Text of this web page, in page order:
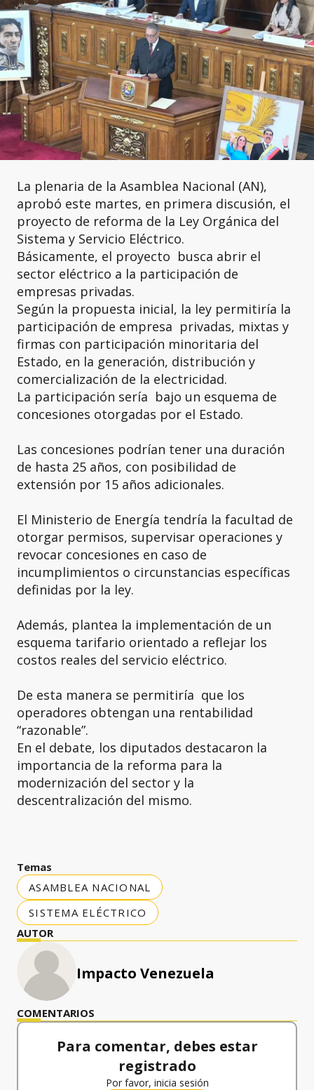
La plenaria de la Asamblea Nacional (AN),
aprobó este martes, en primera discusión, el
proyecto de reforma de la Ley Orgánica del
Sistema y Servicio Eléctrico.
Básicamente, el proyecto busca abrir el
sector eléctrico a la participación de
empresas privadas.
Según la propuesta inicial, la ley permitiría la
participación de empresa privadas, mixtas y
firmas con participación minoritaria del
Estado, en la generación, distribución y
comercialización de la electricidad.
La participación sería bajo un esquema de
concesiones otorgadas por el Estado.
Las concesiones podrían tener una duración
de hasta 25 años, con posibilidad de
extensión por 15 años adicionales.
El Ministerio de Energía tendría la facultad de
otorgar permisos, supervisar operaciones y
revocar concesiones en caso de
incumplimientos o circunstancias específicas
definidas por la ley.
Además, plantea la implementación de un
esquema tarifario orientado a reflejar los
costos reales del servicio eléctrico.
De esta manera se permitiría que los
operadores obtengan una rentabilidad
“razonable”.
En el debate, los diputados destacaron la
importancia de la reforma para la
modernización del sector y la
descentralización del mismo.
Temas
ASAMBLEA NACIONAL
SISTEMA ELÉCTRICO
AUTOR
Impacto Venezuela
COMENTARIOS
Para comentar, debes estar
registrado
Por favor, inicia sesión